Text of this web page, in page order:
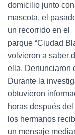
domicilio junto
mascota, el
un recorrido en el
parque “Ciudad
volvieron a saber
ella. Denunciaron
Durante la
obtuvieron
horas después
los hermanos
un mensaje